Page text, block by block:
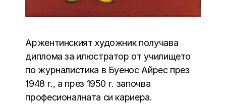
Аржентинският художник получава
диплома за илюстратор от училището
по журналистика в Буенос Айрес през
1948 г., а през 1950 г. започва
професионалната си кариера.